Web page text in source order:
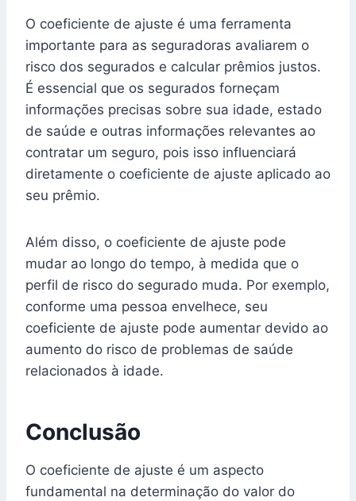
O coeficiente de ajuste é uma ferramenta
importante para as seguradoras avaliarem o
risco dos segurados e calcular prêmios justos.
É essencial que os segurados forneçam
informações precisas sobre sua idade, estado
de saúde e outras informações relevantes ao
contratar um seguro, pois isso influenciará
diretamente o coeficiente de ajuste aplicado ao
seu prêmio.
Além disso, o coeficiente de ajuste pode
mudar ao longo do tempo, à medida que o
perfil de risco do segurado muda. Por exemplo,
conforme uma pessoa envelhece, seu
coeficiente de ajuste pode aumentar devido ao
aumento do risco de problemas de saúde
relacionados à idade.
Conclusão
O coeficiente de ajuste é um aspecto
fundamental na determinação do valor do